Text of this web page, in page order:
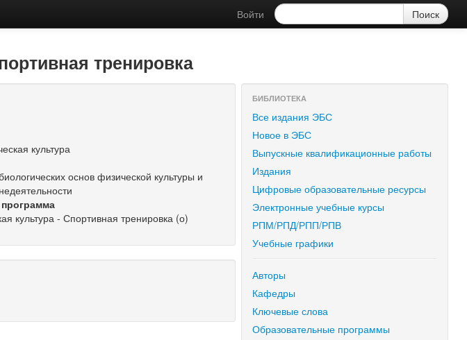
Войти
тренировка
культура
основ физической культуры и
культура - Спортивная тренировка (о)
БИБЛИОТЕКА
Все издания ЭБС
Новое в ЭБС
Выпускные квалификационные работы
Издания
Цифровые образовательные ресурсы
Электронные учебные курсы
РПМ/РПД/РПП/РПВ
Учебные графики
Авторы
Кафедры
Ключевые слова
Образовательные программы